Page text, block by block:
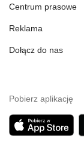
Centrum prasowe
Reklama
Dołącz do nas
Pobierz aplikację